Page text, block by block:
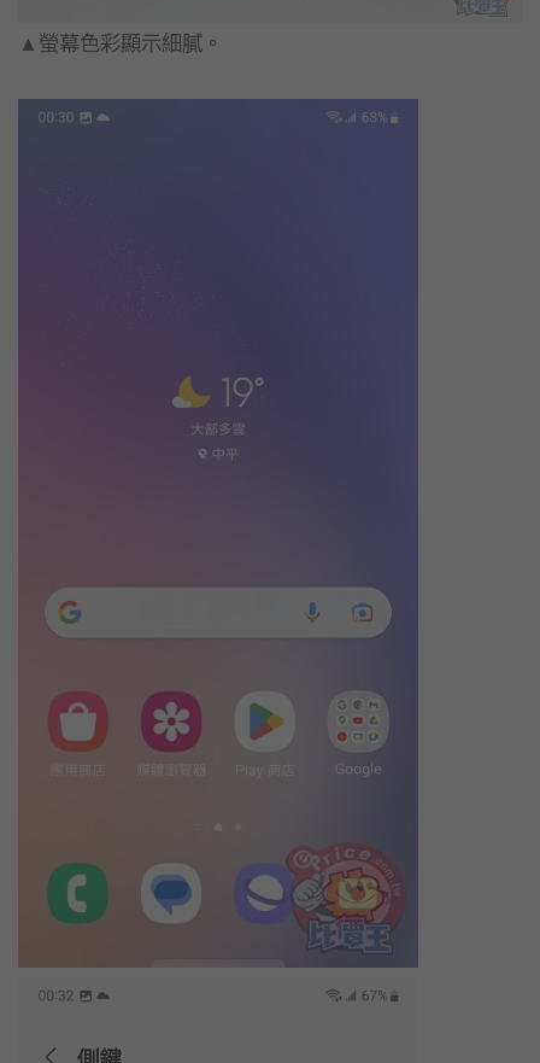
▲螢幕色彩顯示細膩。